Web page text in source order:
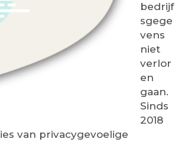
bedrijf
sgege
vens
niet
verlor
en
gaan.
Sinds
2018
van privacygevoelige